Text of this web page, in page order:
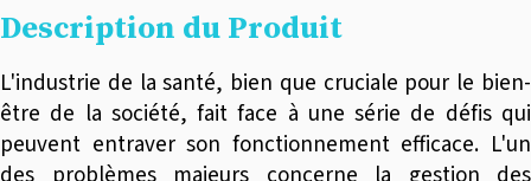
Description du Produit
L'industrie de la santé, bien que cruciale pour le bien-
être de la société, fait face à une série de défis qui
peuvent entraver son fonctionnement efficace. L'un